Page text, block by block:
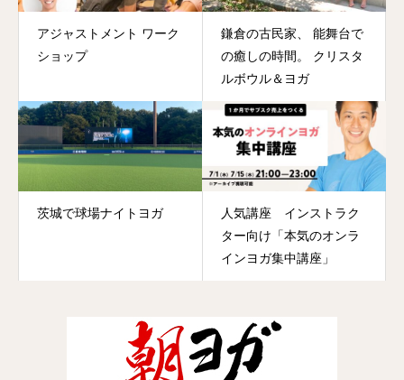
アジャストメント ワーク
ショップ
鎌倉の古民家、 能舞台で
の癒しの時間。 クリスタ
ルボウル＆ヨガ
茨城で球場ナイトヨガ
人気講座 インストラク
ター向け「本気のオンラ
インヨガ集中講座」